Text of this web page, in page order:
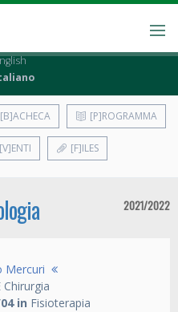
[B]ACHECA [P]ROGRAMMA
[F]ILES
2021/2022
Mercuri
Chirurgia
in Fisioterapia